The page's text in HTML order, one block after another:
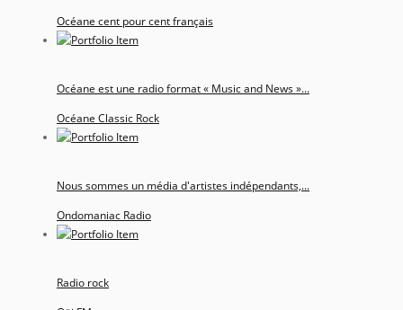
Océane cent pour cent français
Océane est une radio format « Music and News »...
Océane Classic Rock
Nous sommes un média d'artistes indépendants,...
Ondomaniac Radio
Radio rock